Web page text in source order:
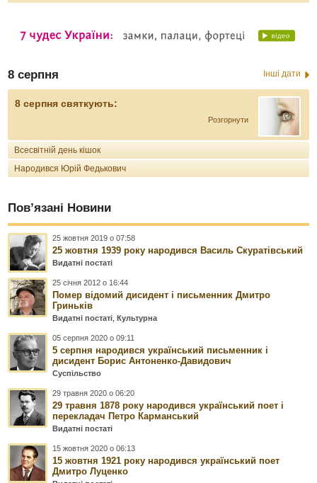
8 серпня Інші дати
8 серпня святкують:
Розгорнути
Всесвітній день кішок
Народився Юрій Федькович
Пов’язані Новини
25 жовтня 2019 о 07:58
25 жовтня 1939 року народився Василь Скуратівський
Видатні постаті
25 січня 2012 о 16:44
Помер відомий дисидент і письменник Дмитро
Гриньків
Видатні постаті ,Культурна
05 серпня 2020 о 09:11
5 серпня народився український письменник і
дисидент Борис Антоненко-Давидович
Суспільство
29 травня 2020 о 06:20
29 травня 1878 року народився український поет і
перекладач Петро Карманський
Видатні постаті
15 жовтня 2020 о 06:13
15 жовтня 1921 року народився український поет
Дмитро Луценко